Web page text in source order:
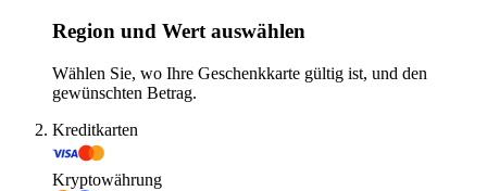
Region und Wert auswählen
Wählen Sie, wo Ihre Geschenkkarte gültig ist, und den
gewünschten Betrag.
Kreditkarten
Kryptowährung